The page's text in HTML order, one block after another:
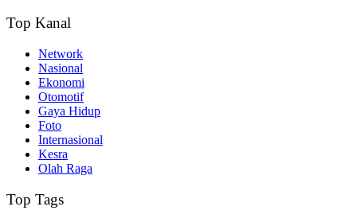
Top Kanal
Network
Nasional
Ekonomi
Otomotif
Gaya Hidup
Foto
Internasional
Kesra
Olah Raga
Top Tags